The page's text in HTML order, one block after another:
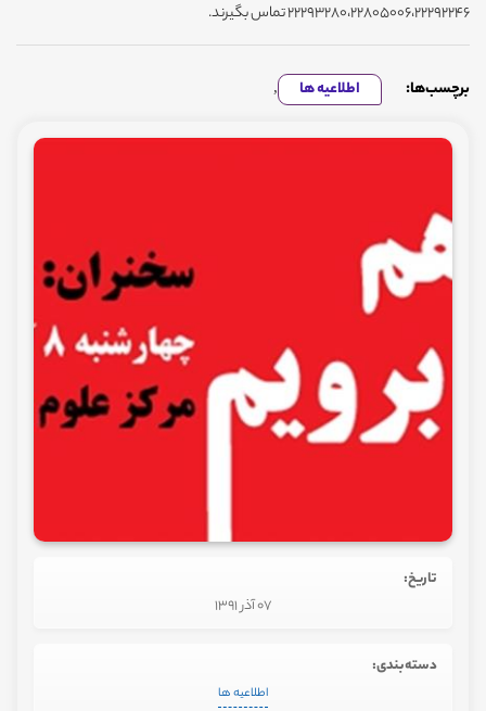
22293280،22805006،22292246 تماس بگیرند.
برچسب‌ها: اطلاعیه ها ,
تاریخ:
07 آذر 1391
دسته‌بندی:
اطلاعیه ها